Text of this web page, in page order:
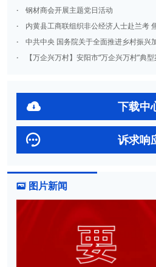
· 钢材商会开展主题党日活动
· 内黄县工商联组织非公经济人士赴兰考
· 中共中央 国务院关于全面推进乡村振兴
· 【万企兴万村】安阳市“万企兴万村”典型案例（四）
 下载中
 诉求响
 图片新闻